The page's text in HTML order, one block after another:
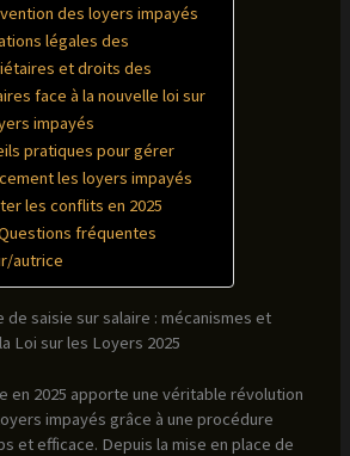
des loyers impayés
légales des
et droits des
face à la nouvelle loi sur
impayés
pratiques pour gérer
les loyers impayés
les conflits en 2025
fréquentes
autrice
saisie sur salaire : mécanismes et
Loi sur les Loyers 2025
en 2025 apporte une véritable révolution
impayés grâce à une procédure
et efficace. Depuis la mise en place de